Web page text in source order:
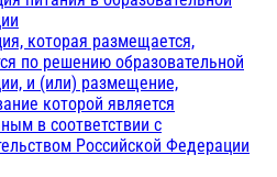
которая размещается,
по решению образовательной
и (или) размещение,
которой является
в соответствии с
Российской Федерации